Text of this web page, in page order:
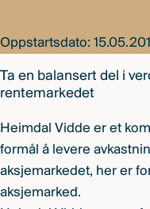
Ta en balansert del i
rentemarkedet
Heimdal Vidde er et
formål å levere
aksjemarkedet, her er
aksjemarked.
Oppstartsdato: